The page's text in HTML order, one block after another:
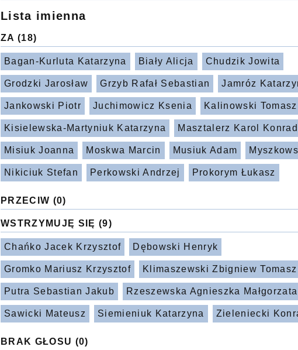
Lista imienna
ZA (18)
Bagan-Kurluta Katarzyna Biały Alicja Chudzik Jowita
Grodzki Jarosław Grzyb Rafał Sebastian Jamróz
Jankowski Piotr Juchimowicz Ksenia Kalinowski Tomasz
Kisielewska-Martyniuk Katarzyna Masztalerz Karol Konrad
Misiuk Joanna Moskwa Marcin Musiuk Adam
Nikiciuk Stefan Perkowski Andrzej Prokorym Łukasz
PRZECIW (0)
WSTRZYMUJĘ SIĘ (9)
Chańko Jacek Krzysztof Dębowski Henryk
Gromko Mariusz Krzysztof Klimaszewski Zbigniew Tomasz
Putra Sebastian Jakub Rzeszewska Agnieszka Małgorzata
Sawicki Mateusz Siemieniuk Katarzyna Zieleniecki
BRAK GŁOSU (0)